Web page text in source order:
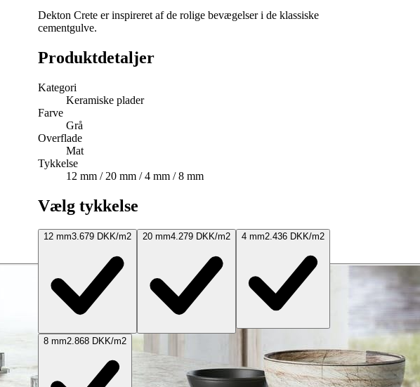
Dekton Crete er inspireret af de rolige bevægelser i de klassiske
cementgulve.
Produktdetaljer
Kategori
Keramiske plader
Farve
Grå
Overflade
Mat
Tykkelse
12 mm / 20 mm / 4 mm / 8 mm
Vælg tykkelse
12 mm3.679 DKK/m2 20 mm4.279 DKK/m2 4 mm2.436 DKK/m2
8 mm2.868 DKK/m2